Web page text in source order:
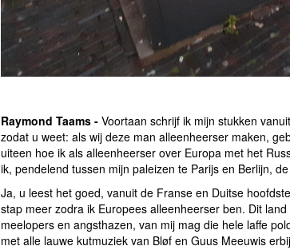
Raymond Taams - Voortaan schrijf ik mijn stukken
zodat u weet: als wij deze man alleenheerser maken,
uiteen hoe ik als alleenheerser over Europa met het
ik, pendelend tussen mijn paleizen te Parijs en Berlijn,
Ja, u leest het goed, vanuit de Franse en Duitse
stap meer zodra ik Europees alleenheerser ben. Dit
meelopers en angsthazen, van mij mag die hele laffe
met alle lauwe kutmuziek van Bløf en Guus Meeuwis